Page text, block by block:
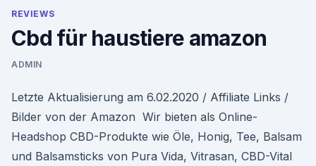
REVIEWS
Cbd für haustiere amazon
ADMIN
Letzte Aktualisierung am 6.02.2020 / Affiliate Links /
Bilder von der Amazon Wir bieten als Online-
Headshop CBD-Produkte wie Öle, Honig, Tee, Balsam
und Balsamsticks von Pura Vida, Vitrasan, CBD-Vital